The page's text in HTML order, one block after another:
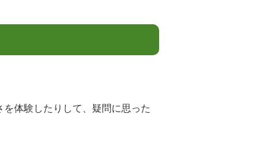
体験したりして、疑問に思った